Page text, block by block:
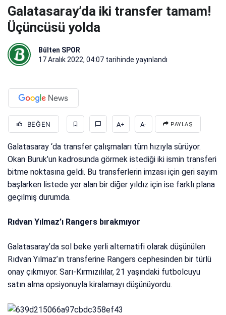
Galatasaray’da iki transfer tamam!
Üçüncüsü yolda
Bülten SPOR
17 Aralık 2022, 04:07 tarihinde yayınlandı
BEĞEN A+ A- PAYLAŞ
Galatasaray ‘da transfer çalışmaları tüm hızıyla sürüyor.
Okan Buruk’un kadrosunda görmek istediği iki ismin transferi
bitme noktasına geldi. Bu transferlerin imzası için geri sayım
başlarken listede yer alan bir diğer yıldız için ise farklı plana
geçilmiş durumda.
Rıdvan Yılmaz’ı Rangers bırakmıyor
Galatasaray’da sol beke yerli alternatifi olarak düşünülen
Rıdvan Yılmaz’ın transferine Rangers cephesinden bir türlü
onay çıkmıyor. Sarı-Kırmızılılar, 21 yaşındaki futbolcuyu
satın alma opsiyonuyla kiralamayı düşünüyordu.